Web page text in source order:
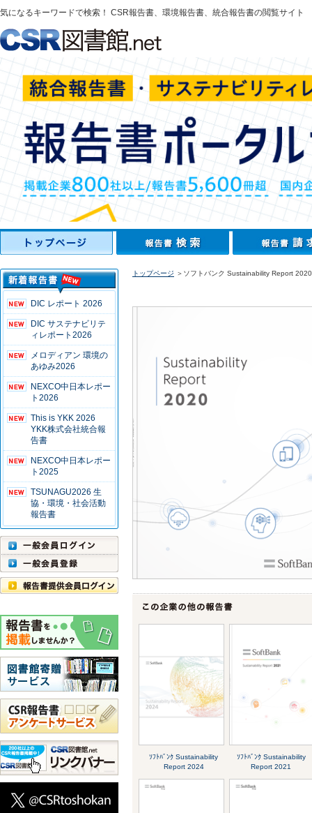
気になるキーワードで検索！ CSR報告書、環境報告書、統合報告書の閲覧サイト
DIC レポート 2026
DIC サステナビリテ
ィレポート2026
メロディアン 環境の
あゆみ2026
NEXCO中日本レポー
ト2026
This is YKK 2026
YKK株式会社統合報
告書
NEXCO中日本レポー
ト2025
TSUNAGU2026 生
協・環境・社会活動
報告書
トップページ ＞ソフトバンク Sustainability Report 2020
ｿﾌﾄﾊﾞﾝｸ Sustainability
Report 2024
ｿﾌﾄﾊﾞﾝｸ Sustainability
Report 2021